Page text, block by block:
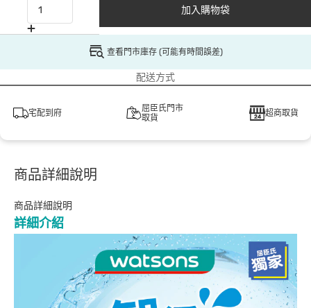
加入購物袋
查看門市庫存 (可能有時間誤差)
配送方式
宅配到府
屈臣氏門市
取貨
超商取貨
商品詳細說明
商品詳細說明
詳細介紹